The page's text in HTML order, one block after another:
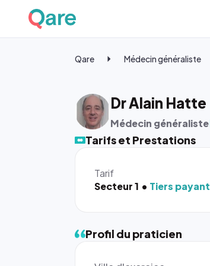
Qare Médecin généraliste
Dr Alain Hatte
Médecin généraliste
Tarifs et Prestations
Tarif
Secteur 1
Tiers payant
Profil du praticien